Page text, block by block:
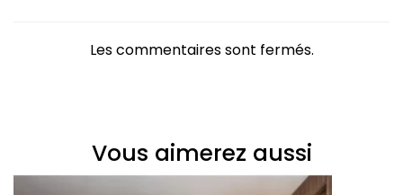
Les commentaires sont fermés.
Vous aimerez aussi